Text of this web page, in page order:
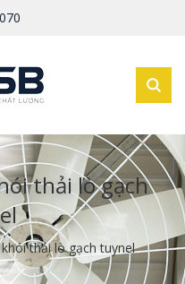
thải lò gạch
thải lò gạch tuynel